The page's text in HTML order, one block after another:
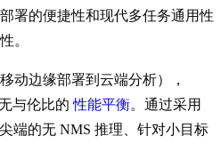
署的便捷性和现代多任务通用性
。
动边缘部署到云端分析），
与伦比的性能平衡。通过采用
端的无 NMS 推理、针对小目标